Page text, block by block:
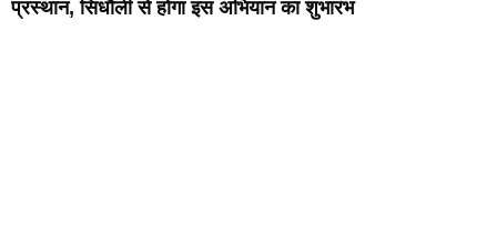
प्रस्थान, सिधौली से होगा इस अभियान का शुभारंभ